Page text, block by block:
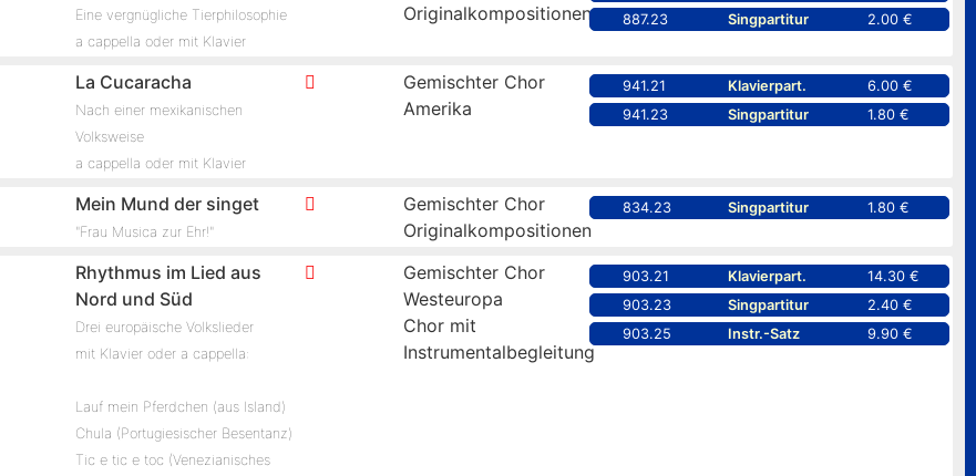
Eine vergnügliche Tierphilosophie
a cappella oder mit Klavier
Originalkompositionen
887.23
Singpartitur 2.00 €
La Cucaracha
Nach einer mexikanischen
Volksweise
a cappella oder mit Klavier
Gemischter Chor
Amerika
941.21 Klavierpart.
6.00 €
941.23
Singpartitur 1.80 €
Mein Mund der singet
"Frau Musica zur Ehr!"
Gemischter Chor
Originalkompositionen
834.23 Singpartitur 1.80 €
Rhythmus im Lied aus
Nord und Süd
Drei europäische Volkslieder
mit Klavier oder a cappella:
Lauf mein Pferdchen (aus Island)
Chula (Portugiesischer Besentanz)
Tic e tic e toc (Venezianisches
Gemischter Chor
Westeuropa
Chor mit
Instrumentalbegleitung
903.21 Klavierpart.
14.30 €
903.23
Singpartitur
2.40 €
903.25
Instr.-Satz 9.90 €